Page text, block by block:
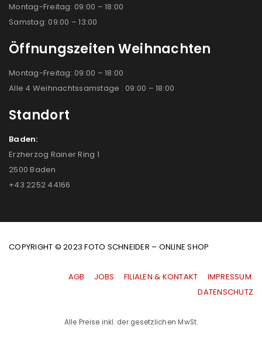
Montag-Freitag: 09:00 – 18:00
Samstag: 09:00 – 13:00
Öffnungszeiten Weihnachten
Montag-Freitag: 09:00 – 18:00
Alle 4 Weihnachtssamstage : 09:00 – 18:00
Standort
Baden:
Erzherzog Rainer Ring 1
2500 Baden
+43 2252 44166
COPYRIGHT © 2023 FOTO SCHNEIDER – ONLINE SHOP
AGB JOBS FILIALEN & KONTAKT
IMPRESSUM
|DATENSCHUTZ
Alle Preise inkl. der gesetzlichen MwSt.